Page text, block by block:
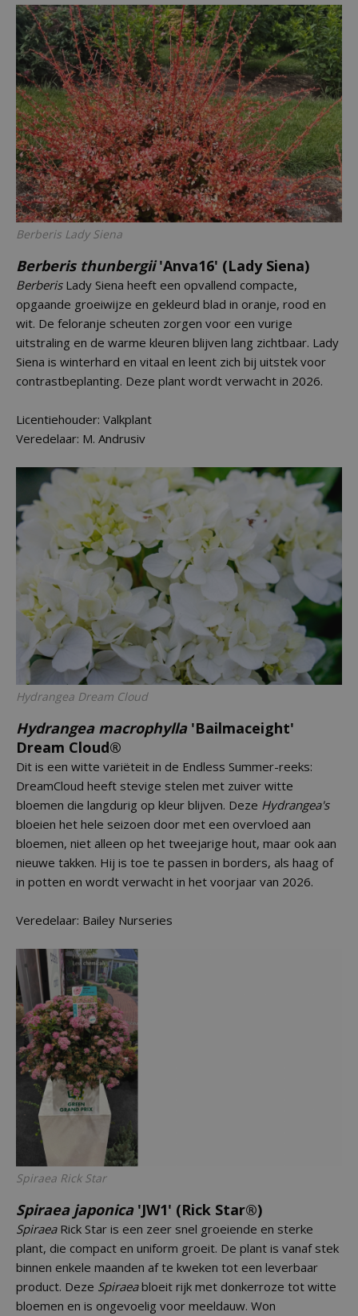
Berberis Lady Siena
Berberis thunbergii'Anva16' (Lady Siena)
BerberisLady Siena heeft een opvallend compacte,
opgaande groeiwijze en gekleurd blad in oranje, rood en
wit. De feloranje scheuten zorgen voor een vurige
uitstraling en de warme kleuren blijven lang zichtbaar. Lady
Siena is winterhard en vitaal en leent zich bij uitstek voor
contrastbeplanting. Deze plant wordt verwacht in 2026.
Licentiehouder: Valkplant
Veredelaar: M. Andrusiv
Hydrangea Dream Cloud
Hydrangea macrophylla'Bailmaceight'
Dream Cloud®
Dit is een witte variëteit in de Endless Summer-reeks:
DreamCloud heeft stevige stelen met zuiver witte
bloemen die langdurig op kleur blijven. Deze Hydrangea's
bloeien het hele seizoen door met een overvloed aan
bloemen, niet alleen op het tweejarige hout, maar ook aan
nieuwe takken. Hij is toe te passen in borders, als haag of
in potten en wordt verwacht in het voorjaar van 2026.
Veredelaar: Bailey Nurseries
Spiraea Rick Star
Spiraea japonica'JW1' (Rick Star®)
SpiraeaRick Star is een zeer snel groeiende en sterke
plant, die compact en uniform groeit. De plant is vanaf stek
binnen enkele maanden af te kweken tot een leverbaar
product. Deze Spiraeabloeit rijk met donkerroze tot witte
bloemen en is ongevoelig voor meeldauw. Won